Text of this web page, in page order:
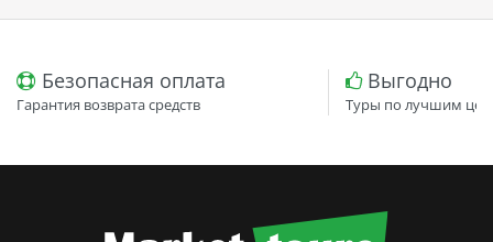
Безопасная оплата
Гарантия возврата средств
Выгодно
Туры по лучшим